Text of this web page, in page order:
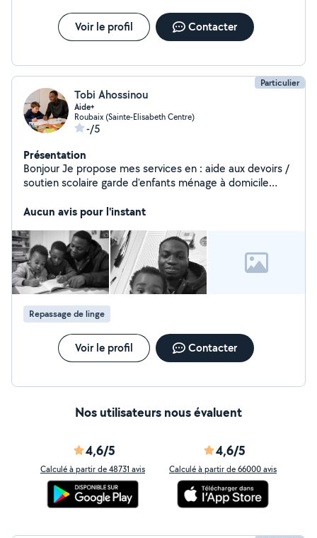
Voir le profil Contacter
Particulier
Tobi Ahossinou
Aide+
Roubaix (Sainte-Elisabeth Centre)
-/5
Présentation
Bonjour Je propose mes services en : aide aux devoirs /
soutien scolaire garde d'enfants ménage à domicile
soin et respect. Disponible sur Roubaix, Lille et
Aucun avis pour l'instant
Repassage de linge
Voir le profil Contacter
Nos utilisateurs nous évaluent
4,6/5
Calculé à partir de 48731 avis
4,6/5
Calculé à partir de 66000 avis